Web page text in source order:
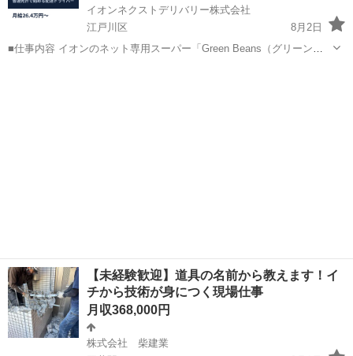
イオンネクストデリバリー株式会社
江戸川区
8月2日
■仕事内容 イオンのネット専用スーパー「Green Beans（グリーンビ
【未経験歓迎】道具の名前から教えます！イ
チから技術が身につく現場仕事
月収368,000円
株式会社 柴建業